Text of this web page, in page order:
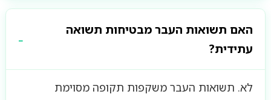
האם תשואות העבר מבטיחות תשואה
עתידית?
לא. תשואות העבר משקפות תקופה מסוימת